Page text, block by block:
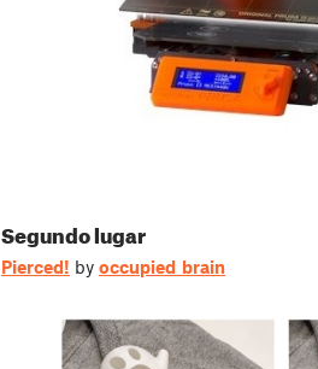
Segundo lugar
Pierced! by occupied_brain